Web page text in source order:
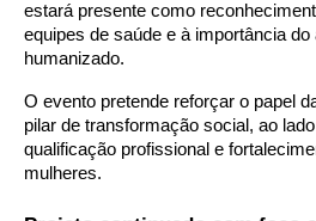
estará presente como
equipes de saúde e à importância do
humanizado.
O evento pretende reforçar o papel
pilar de transformação social, ao
qualificação profissional e
mulheres.